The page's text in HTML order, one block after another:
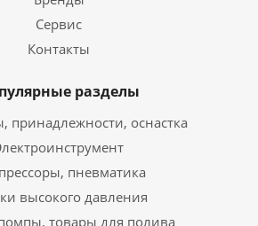
Сервис
Контакты
разделы
принадлежности, оснастка
пневматика
высокого давления
товары для полива